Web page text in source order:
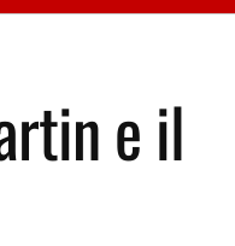
e il